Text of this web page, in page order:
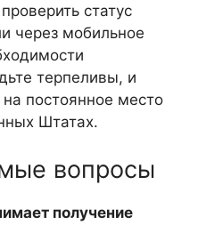
статус
через мобильное
терпеливы, и
постоянное место
Штатах.
вопросы
получение